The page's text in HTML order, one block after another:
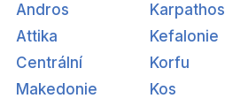
Andros
Attika
Centrální
Makedonie
Karpathos
Kefalonie
Korfu
Kos